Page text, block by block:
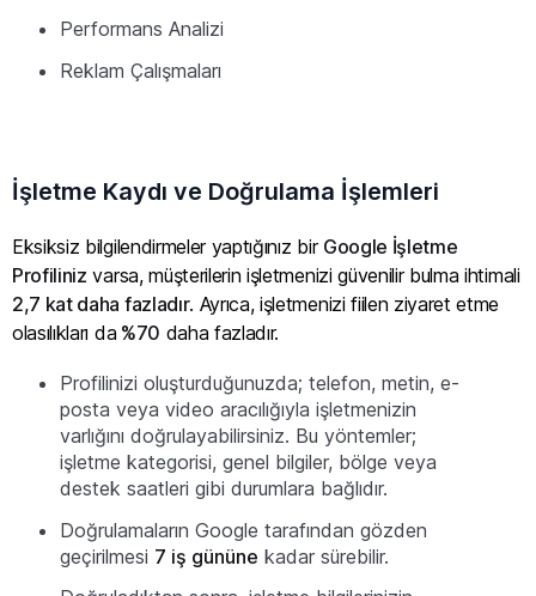
Performans Analizi
Reklam Çalışmaları
İşletme Kaydı ve Doğrulama İşlemleri
Eksiksiz bilgilendirmeler yaptığınız bir Google İşletme
Profiliniz varsa, müşterilerin işletmenizi güvenilir bulma ihtimali
2,7 kat daha fazladır. Ayrıca, işletmenizi fiilen ziyaret etme
olasılıkları da %70 daha fazladır.
Profilinizi oluşturduğunuzda; telefon, metin, e-
posta veya video aracılığıyla işletmenizin
varlığını doğrulayabilirsiniz. Bu yöntemler;
işletme kategorisi, genel bilgiler, bölge veya
destek saatleri gibi durumlara bağlıdır.
Doğrulamaların Google tarafından gözden
geçirilmesi 7 iş gününe kadar sürebilir.